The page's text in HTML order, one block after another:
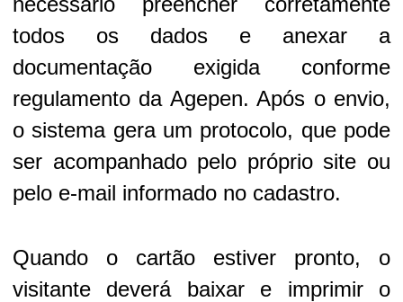
todos os dados e anexar a
documentação exigida conforme
regulamento da Agepen. Após o envio,
o sistema gera um protocolo, que pode
ser acompanhado pelo próprio site ou
pelo e-mail informado no cadastro.
Quando o cartão estiver pronto, o
visitante deverá baixar e imprimir o